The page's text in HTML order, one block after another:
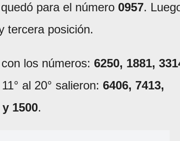
para el número 0957.
tercera posición.
los números: 6250, 1881,
al 20° salieron: 6406, 7413,
1500.